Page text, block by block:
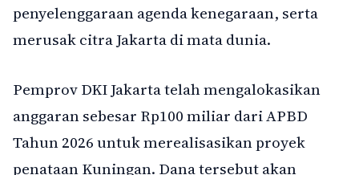
penyelenggaraan agenda kenegaraan, serta
merusak citra Jakarta di mata dunia.
Pemprov DKI Jakarta telah mengalokasikan
anggaran sebesar Rp100 miliar dari APBD
Tahun 2026 untuk merealisasikan proyek
penataan Kuningan. Dana tersebut akan